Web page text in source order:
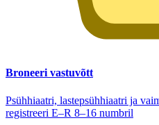
Broneeri vastuvõtt
Psühhiaatri, lastepsühhiaatri ja
registreeri E–R 8–16 numbril